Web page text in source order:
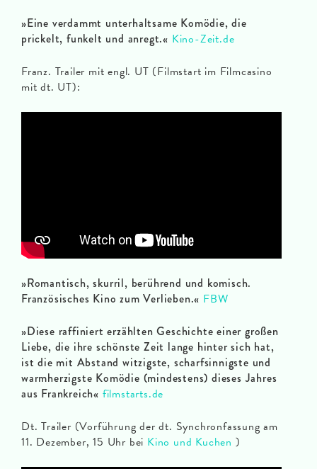
»Eine verdammt unterhaltsame Komödie, die
prickelt, funkelt und anregt.« Kino-Zeit.de
Franz. Trailer mit engl. UT (Filmstart im Filmcasino
mit dt. UT):
»Romantisch, skurril, berührend und komisch.
Französisches Kino zum Verlieben.« FBW
»Diese raffiniert erzählten Geschichte einer großen
Liebe, die ihre schönste Zeit lange hinter sich hat,
ist die mit Abstand witzigste, scharfsinnigste und
warmherzigste Komödie (mindestens) dieses Jahres
aus Frankreich« filmstarts.de
Dt. Trailer (Vorführung der dt. Synchronfassung am
11. Dezember, 15 Uhr bei Kino und Kuchen )